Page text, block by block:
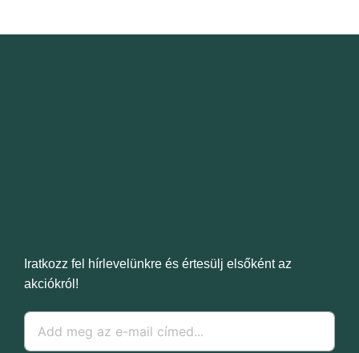
Iratkozz fel hírlevelünkre és értesülj elsőként az
akciókról!